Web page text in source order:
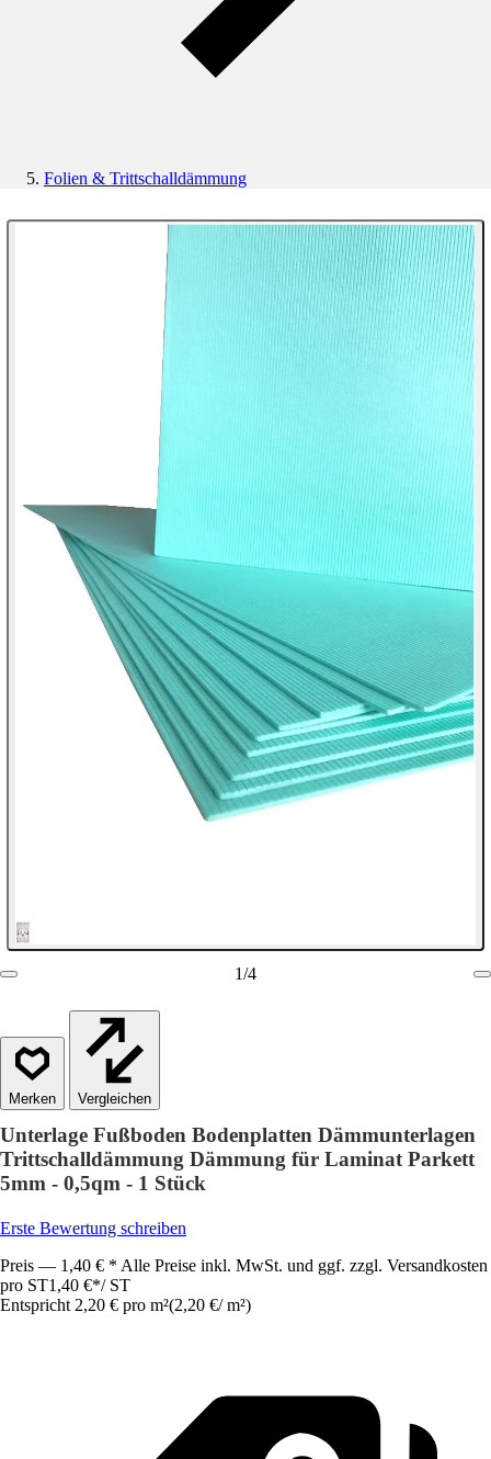
Folien & Trittschalldämmung
1/4
Vergleichen
Unterlage Fußboden Bodenplatten Dämmunterlagen
Trittschalldämmung Dämmung für Laminat Parkett
5mm - 0,5qm - 1 Stück
Erste Bewertung schreiben
Preis — 1,40 € * Alle Preise inkl. MwSt. und ggf. zzgl. Versandkosten
pro ST1,40 €*/ ST
Entspricht 2,20 € pro m²(2,20 €/ m²)